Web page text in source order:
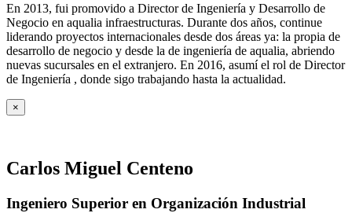
En 2013, fui promovido a Director de Ingeniería y Desarrollo de
Negocio en aqualia infraestructuras. Durante dos años, continue
liderando proyectos internacionales desde dos áreas ya: la propia de
desarrollo de negocio y desde la de ingeniería de aqualia, abriendo
nuevas sucursales en el extranjero. En 2016, asumí el rol de Director
de Ingeniería , donde sigo trabajando hasta la actualidad.
×
Carlos Miguel Centeno
Ingeniero Superior en Organización Industrial